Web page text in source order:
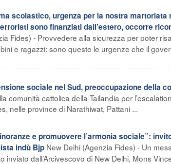
scolastico, urgenza per la nostra martoriata
sono finanziati dall’estero, occorre
Fides) - Provvedere alla sicurezza per poter
e ragazzi: sono queste le urgenze che il
sociale nel Sud, preoccupazione della
comunità cattolica della Tailandia per
nelle province di Narathiwat, Pattani ...
e promuovere l’armonia sociale”:
indù Bjp New Delhi (Agenzia Fides) - Un
inviato dall’Arcivescovo di New Delhi, Mons